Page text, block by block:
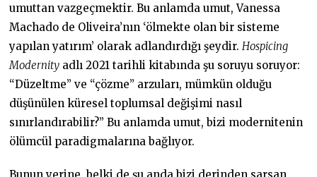
umuttan vazgeçmektir. Bu anlamda umut, Vanessa
Machado de Oliveira’nın ‘ölmekte olan bir sisteme
yapılan yatırım’ olarak adlandırdığı şeydir. Hospicing
Modernity adlı 2021 tarihli kitabında şu soruyu soruyor:
“Düzeltme” ve “çözme” arzuları, mümkün olduğu
düşünülen küresel toplumsal değişimi nasıl
sınırlandırabilir?” Bu anlamda umut, bizi modernitenin
ölümcül paradigmalarına bağlıyor.
Bunun yerine, belki de şu anda bizi derinden sarsan